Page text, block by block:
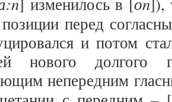
] изменилось в [
]),
перед
и потом
нового
непередним